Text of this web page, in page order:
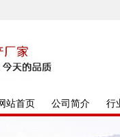
站首页 公司简介 行